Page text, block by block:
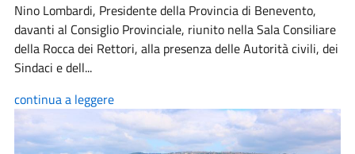
Nino Lombardi, Presidente della Provincia di Benevento,
davanti al Consiglio Provinciale, riunito nella Sala Consiliare
della Rocca dei Rettori, alla presenza delle Autorità civili, dei
Sindaci e dell...
continua a leggere